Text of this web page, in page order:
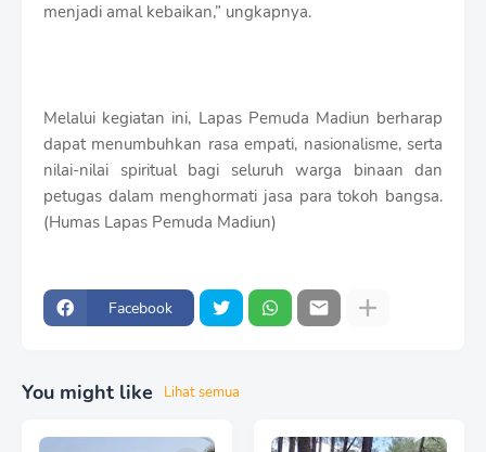
menjadi amal kebaikan,” ungkapnya.
Melalui kegiatan ini, Lapas Pemuda Madiun berharap
dapat menumbuhkan rasa empati, nasionalisme, serta
nilai-nilai spiritual bagi seluruh warga binaan dan
petugas dalam menghormati jasa para tokoh bangsa.
(Humas Lapas Pemuda Madiun)
Facebook
You might like Lihat semua